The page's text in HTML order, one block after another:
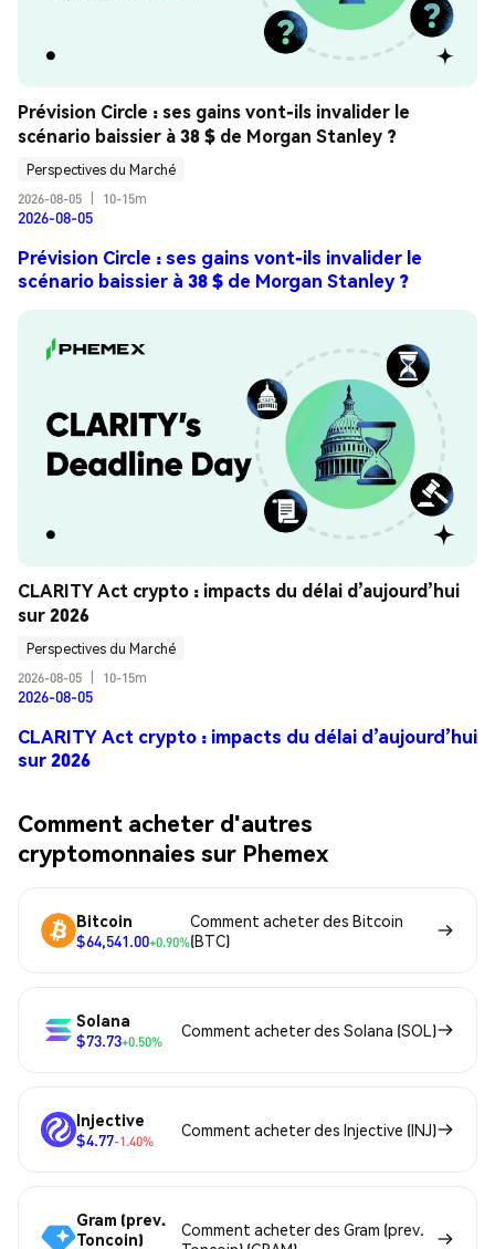
Prévision Circle : ses gains vont-ils invalider le
scénario baissier à 38 $ de Morgan Stanley ?
Perspectives du Marché
2026-08-05
10-15m
2026-08-05
Prévision Circle : ses gains vont-ils invalider le
scénario baissier à 38 $ de Morgan Stanley ?
CLARITY Act crypto : impacts du délai d’aujourd’hui
sur 2026
Perspectives du Marché
2026-08-05
10-15m
2026-08-05
CLARITY Act crypto : impacts du délai d’aujourd’hui
sur 2026
Comment acheter d'autres
cryptomonnaies sur Phemex
Bitcoin
$64,541.00+0.90%
Comment acheter des Bitcoin
(BTC)
Solana
$73.73+0.50%
Comment acheter des Solana (SOL)
Injective
$4.77-1.40%
Comment acheter des Injective (INJ)
Gram (prev.
Toncoin)
Comment acheter des Gram (prev.